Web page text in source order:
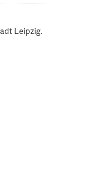
Leipzig.